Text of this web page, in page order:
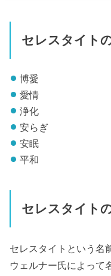
セレスタイト
博愛
愛情
浄化
安らぎ
安眠
平和
セレスタイト
セレスタイトという名
ウェルナー氏によって